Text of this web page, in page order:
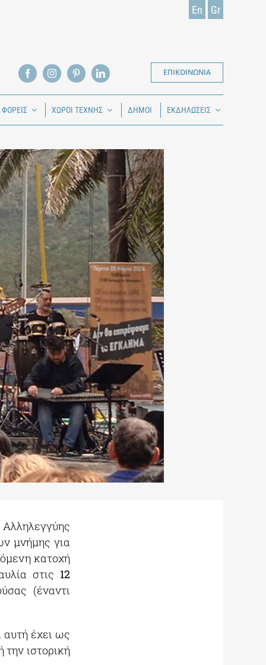
En Gr
ΕΠΙΚΟΙΝΩΝΙΑ
ΦΟΡΕΙΣ ΧΩΡΟΙ ΤΕΧΝΗΣ ΔΗΜΟΙ ΕΚΔΗΛΩΣΕΙΣ
μνήμης για
κατοχή
στις 12
(έναντι
αυτή έχει ως
ιστορική